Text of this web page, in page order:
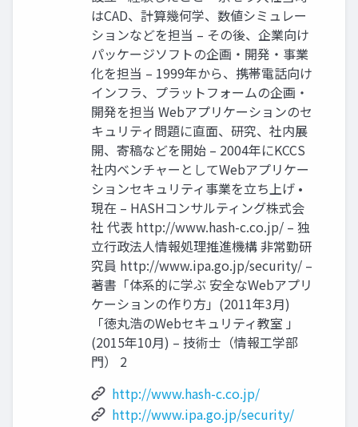
はCAD、計算幾何学、数値シミュレー
ションなどを担当 – その後、企業向け
パッケージソフトの企画・開発・事業
化を担当 – 1999年から、携帯電話向け
インフラ、プラットフォームの企画・
開発を担当 Webアプリケーションのセ
キュリティ問題に直面、研究、社内展
開、寄稿などを開始 – 2004年にKCCS
社内ベンチャーとしてWebアプリケー
ションセキュリティ事業を立ち上げ •
現在 – HASHコンサルティング株式会
社 代表 http://www.hash-c.co.jp/ – 独
立行政法人情報処理推進機構 非常勤研
究員 http://www.ipa.go.jp/security/ –
著書「体系的に学ぶ 安全なWebアプリ
ケーションの作り方」(2011年3月)
「徳丸浩のWebセキュリティ教室 」
(2015年10月) – 技術士（情報工学部
門） 2
http://www.hash-c.co.jp/
http://www.ipa.go.jp/security/